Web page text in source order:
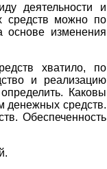
деятельности и
средств можно по
основе изменения
хватило, по
и реализацию
Каковы
денежных средств.
Обеспеченность